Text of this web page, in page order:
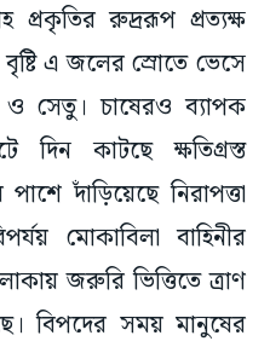
রুদ্ররূপ প্রত্যক্ষ
এ জলের স্রোতে ভেসে
ও সেতু। চাষেরও ব্যাপক
দিন কাটছে ক্ষতিগ্রস্ত
দাঁড়িয়েছে নিরাপত্তা
মোকাবিলা বাহিনীর
জরুরি ভিত্তিতে ত্রাণ
বিপদের সময় মানুষের